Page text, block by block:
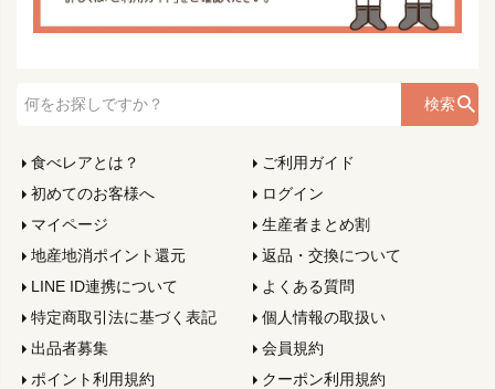
検索
食べレアとは？
ご利用ガイド
初めてのお客様へ
ログイン
マイページ
生産者まとめ割
地産地消ポイント還元
返品・交換について
LINE ID連携について
よくある質問
特定商取引法に基づく表記
個人情報の取扱い
出品者募集
会員規約
ポイント利用規約
クーポン利用規約